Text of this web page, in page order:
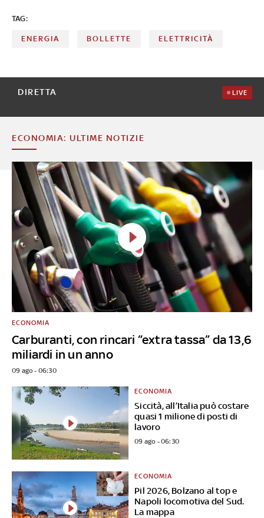
TAG:
ENERGIA BOLLETTE ELETTRICITÀ
DIRETTA LIVE
ECONOMIA: ULTIME NOTIZIE
Carburanti, con rincari “extra tassa” da 13,6
miliardi in un anno
ECONOMIA
09 ago - 06:30
Siccità, all’Italia può costare
quasi 1 milione di posti di
lavoro
ECONOMIA
09 ago - 06:30
Pil 2026, Bolzano al top e
Napoli locomotiva del Sud.
La mappa
ECONOMIA